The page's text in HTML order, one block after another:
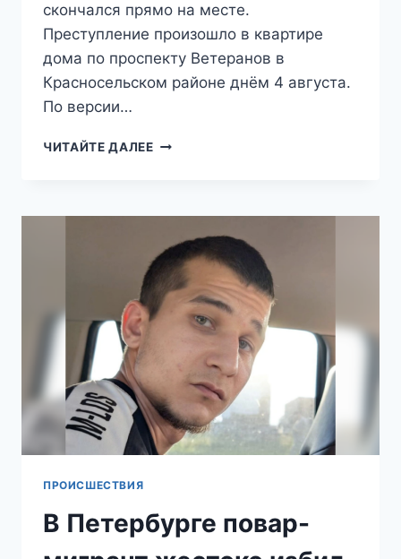
скончался прямо на месте.
Преступление произошло в квартире
дома по проспекту Ветеранов в
Красносельском районе днём 4 августа.
По версии…
ЧИТАЙТЕ ДАЛЕЕ«ИЗБИВАЛИ
ИНОСТРАНЦЫ
СМЕРТИ
ЗАПЫТАЛИ
ЖИТЕЛЯ
ПЕТЕРБУРГА
ДОЛГА
В
30
ТЫСЯЧ
РУБЛЕЙ
ПРОИСШЕСТВИЯ
В Петербурге повар-